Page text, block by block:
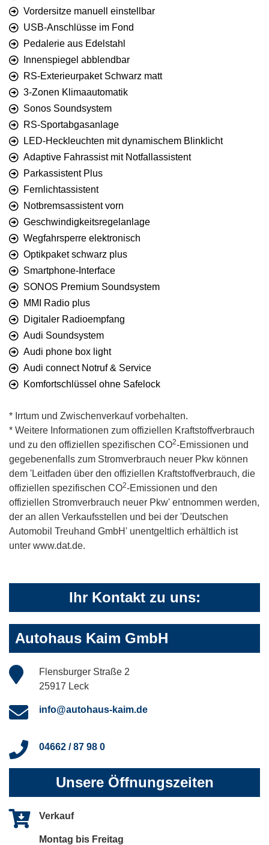
Vordersitze manuell einstellbar
USB-Anschlüsse im Fond
Pedalerie aus Edelstahl
Innenspiegel abblendbar
RS-Exterieurpaket Schwarz matt
3-Zonen Klimaautomatik
Sonos Soundsystem
RS-Sportabgasanlage
LED-Heckleuchten mit dynamischem Blinklicht
Adaptive Fahrassist mit Notfallassistent
Parkassistent Plus
Fernlichtassistent
Notbremsassistent vorn
Geschwindigkeitsregelanlage
Wegfahrsperre elektronisch
Optikpaket schwarz plus
Smartphone-Interface
SONOS Premium Soundsystem
MMI Radio plus
Digitaler Radioempfang
Audi Soundsystem
Audi phone box light
Audi connect Notruf & Service
Komfortschlüssel ohne Safelock
* Irrtum und Zwischenverkauf vorbehalten.
* Weitere Informationen zum offiziellen Kraftstoffverbrauch
und zu den offiziellen spezifischen CO2-Emissionen und
gegebenenfalls zum Stromverbrauch neuer Pkw können
dem 'Leitfaden über den offiziellen Kraftstoffverbrauch, die
offiziellen spezifischen CO2-Emissionen und den
offiziellen Stromverbrauch neuer Pkw' entnommen werden,
der an allen Verkaufsstellen und bei der 'Deutschen
Automobil Treuhand GmbH' unentgeltlich erhältlich ist
unter www.dat.de.
Ihr Kontakt zu uns:
Autohaus Kaim GmbH
Flensburger Straße 2
25917 Leck
info@autohaus-kaim.de
04662 / 87 98 0
Unsere Öffnungszeiten
Verkauf
Montag bis Freitag